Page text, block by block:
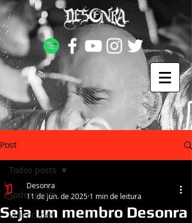
Post
Todos posts
Videoclipes
Todos posts
Seja um membro Desonra
Desonra
11 de jun. de 2025 1 min de leitura